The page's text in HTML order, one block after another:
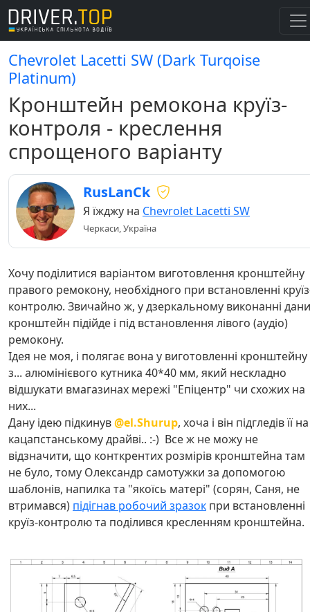
Chevrolet Lacetti SW (Dark Turqoise
Platinum)
Кронштейн ремокона круїз-
контроля - креслення
спрощеного варіанту
RusLanCk
Я їжджу на Chevrolet Lacetti SW
Черкаси, Україна
Хочу поділитися варіантом виготовлення кронштейну
правого ремокону, необхідного при встановленні
контролю. Звичайно ж, у дзеркальному виконанні
кронштейн підійде і під встановлення лівого (аудіо)
ремокону.
Ідея не моя, і полягає вона у виготовленні кронштейну
з... алюмінієвого кутника 40*40 мм, який нескладно
відшукати вмагазинах мережі "Епіцентр" чи схожих на
них...
Дану ідею підкинув@el.Shurup, хоча і він підгледів її на
кацапстанському драйві.. :-) Все ж не можу не
відзначити, що конткрентих розмірів кронштейна там
не було, тому Олександр самотужки за допомогою
шаблонів, напилка та "якоїсь матері" (сорян, Саня, не
втримався) підігнав робочий зразок при встановленні
круїз-контролю та поділився кресленням кронштейна.